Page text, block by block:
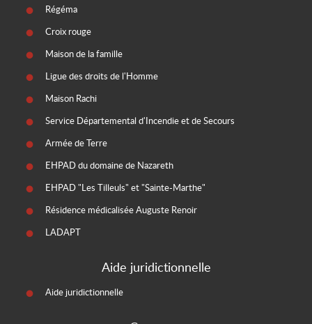
Régéma
Croix rouge
Maison de la famille
Ligue des droits de l'Homme
Maison Rachi
Service Départemental d'Incendie et de Secours
Armée de Terre
EHPAD du domaine de Nazareth
EHPAD "Les Tilleuls" et "Sainte-Marthe"
Résidence médicalisée Auguste Renoir
LADAPT
Aide juridictionnelle
Aide juridictionnelle